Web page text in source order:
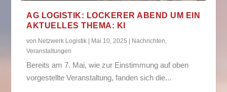
AG LOGISTIK: LOCKERER ABEND UM EIN
AKTUELLES THEMA: KI
von Netzwerk Logistik | Mai 10, 2025 | Nachrichten,
Veranstaltungen
Bereits am 7. Mai, wie zur Einstimmung auf oben
vorgestellte Veranstaltung, fanden sich die...